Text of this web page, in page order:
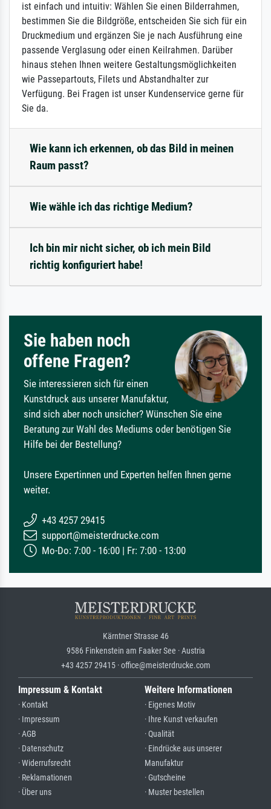
ist einfach und intuitiv: Wählen Sie einen Bilderrahmen,
bestimmen Sie die Bildgröße, entscheiden Sie sich für ein
Druckmedium und ergänzen Sie je nach Ausführung eine
passende Verglasung oder einen Keilrahmen. Darüber
hinaus stehen Ihnen weitere Gestaltungsmöglichkeiten
wie Passepartouts, Filets und Abstandhalter zur
Verfügung. Bei Fragen ist unser Kundenservice gerne für
Sie da.
Wie kann ich erkennen, ob das Bild in meinen
Raum passt?
Wie wähle ich das richtige Medium?
Ich bin mir nicht sicher, ob ich mein Bild
richtig konfiguriert habe!
Sie haben noch
offene Fragen?
Sie interessieren sich für einen
Kunstdruck aus unserer Manufaktur,
sind sich aber noch unsicher? Wünschen Sie eine
Beratung zur Wahl des Mediums oder benötigen Sie
Hilfe bei der Bestellung?
Unsere Expertinnen und Experten helfen Ihnen gerne
weiter.
+43 4257 29415
support@meisterdrucke.com
Mo-Do: 7:00 - 16:00 | Fr: 7:00 - 13:00
Kärntner Strasse 46
9586 Finkenstein am Faaker See · Austria
+43 4257 29415 · office@meisterdrucke.com
Impressum & Kontakt
· Kontakt
· Impressum
· AGB
· Datenschutz
· Widerrufsrecht
· Reklamationen
· Über uns
Weitere Informationen
· Eigenes Motiv
· Ihre Kunst verkaufen
· Qualität
· Eindrücke aus unserer
Manufaktur
· Gutscheine
· Muster bestellen